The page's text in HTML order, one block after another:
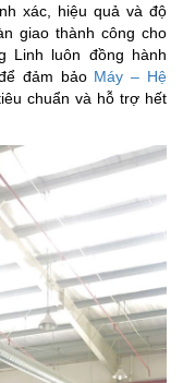
xác, hiệu quả và độ
giao thành công cho
Linh luôn đồng hành
đảm bảo Máy – Hệ
chuẩn và hỗ trợ hết